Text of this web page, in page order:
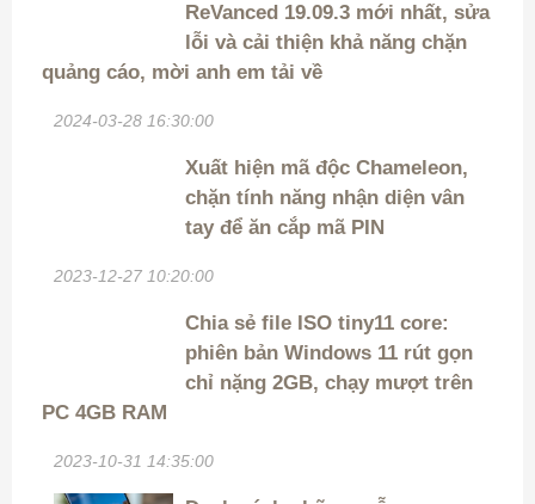
ReVanced 19.09.3 mới nhất, sửa
lỗi và cải thiện khả năng chặn
quảng cáo, mời anh em tải về
2024-03-28 16:30:00
Xuất hiện mã độc Chameleon,
chặn tính năng nhận diện vân
tay để ăn cắp mã PIN
2023-12-27 10:20:00
Chia sẻ file ISO tiny11 core:
phiên bản Windows 11 rút gọn
chỉ nặng 2GB, chạy mượt trên
PC 4GB RAM
2023-10-31 14:35:00